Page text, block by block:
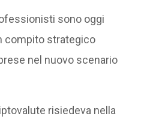
sono oggi
compito strategico
nel nuovo scenario
risiedeva nella